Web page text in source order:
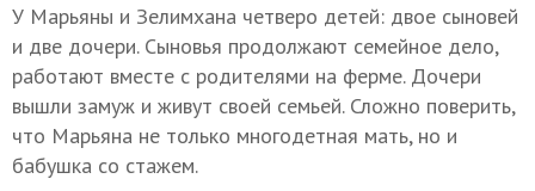
У Марьяны и Зелимхана четверо детей: двое сыновей
и две дочери. Сыновья продолжают семейное дело,
работают вместе с родителями на ферме. Дочери
вышли замуж и живут своей семьей. Сложно поверить,
что Марьяна не только многодетная мать, но и
бабушка со стажем.